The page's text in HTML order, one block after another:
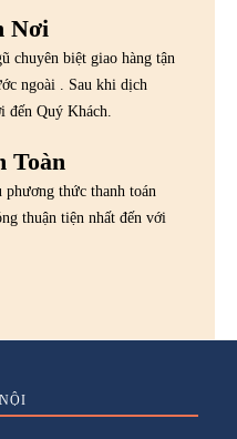
Nơi
chuyên biệt giao hàng tận
ngoài . Sau khi dịch
đến Quý Khách.
Toàn
phương thức thanh toán
thuận tiện nhất đến với